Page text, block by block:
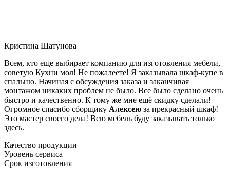
Кристина Шатунова
Всем, кто еще выбирает компанию для изготовления мебели,
советую Кухни мол! Не пожалеете! Я заказывала шкаф-купе в
спальню. Начиная с обсуждения заказа и заканчивая
монтажом никаких проблем не было. Все было сделано очень
быстро и качественно. К тому же мне ещё скидку сделали!
Огромное спасибо сборщику Алексею за прекрасный шкаф!
Это мастер своего дела! Всю мебель буду заказывать только
здесь.
Качество продукции
Уровень сервиса
Срок изготовления